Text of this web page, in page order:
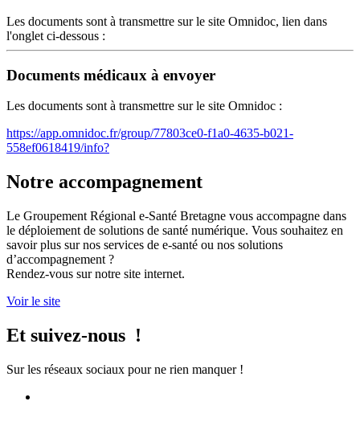
Les documents sont à transmettre sur le site Omnidoc, lien dans
l'onglet ci-dessous :
Documents médicaux à envoyer
Les documents sont à transmettre sur le site Omnidoc :
https://app.omnidoc.fr/group/77803ce0-f1a0-4635-b021-
558ef0618419/info?
Notre accompagnement
Le Groupement Régional e-Santé Bretagne vous accompagne dans
le déploiement de solutions de santé numérique. Vous souhaitez en
savoir plus sur nos services de e-santé ou nos solutions
d’accompagnement ?
Rendez-vous sur notre site internet.
Voir le site
Et suivez-nous !
Sur les réseaux sociaux pour ne rien manquer !